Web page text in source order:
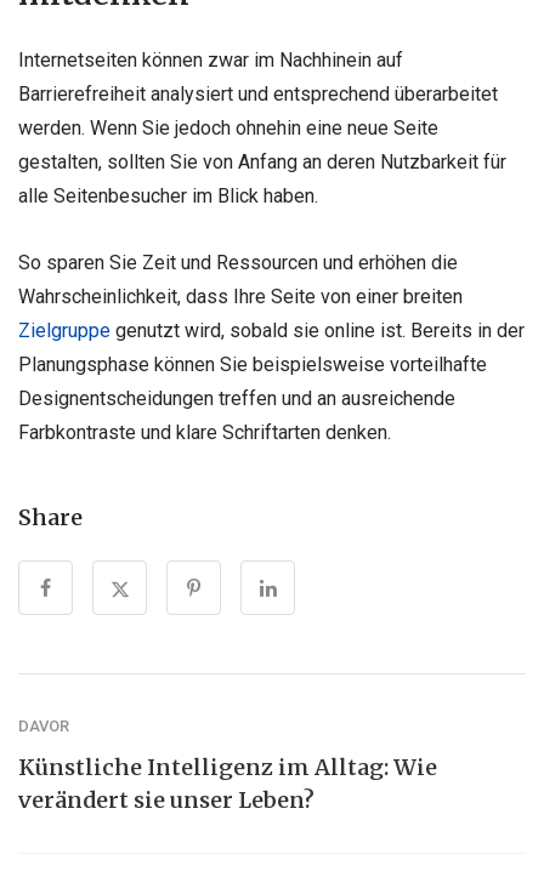
Internetseiten können zwar im Nachhinein auf
Barrierefreiheit analysiert und entsprechend überarbeitet
werden. Wenn Sie jedoch ohnehin eine neue Seite
gestalten, sollten Sie von Anfang an deren Nutzbarkeit für
alle Seitenbesucher im Blick haben.
So sparen Sie Zeit und Ressourcen und erhöhen die
Wahrscheinlichkeit, dass Ihre Seite von einer breiten
Zielgruppe genutzt wird, sobald sie online ist. Bereits in der
Planungsphase können Sie beispielsweise vorteilhafte
Designentscheidungen treffen und an ausreichende
Farbkontraste und klare Schriftarten denken.
Share
DAVOR
Künstliche Intelligenz im Alltag: Wie
verändert sie unser Leben?